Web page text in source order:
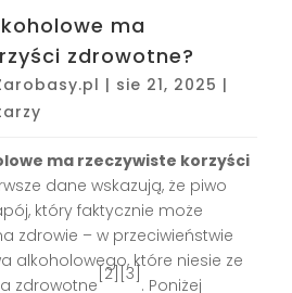
ma
zdrowotne?
| sie 21, 2025 |
ma rzeczywiste korzyści
dane wskazują, że piwo
który faktycznie może
zdrowie – w przeciwieństwie
alkoholowego, które niesie ze
zdrowotne
[2][3]
. Poniżej